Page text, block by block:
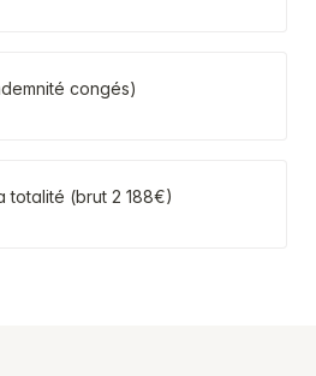
congés)
totalité (brut 2 188€)